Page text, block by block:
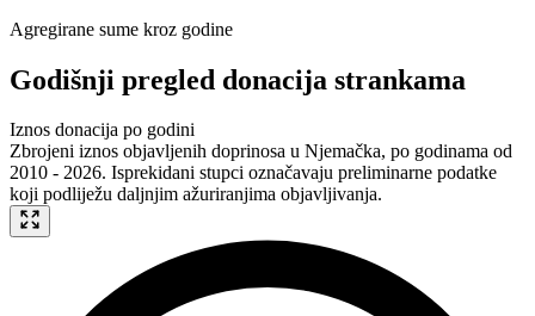
Agregirane sume kroz godine
Godišnji pregled donacija strankama
Iznos donacija po godini
Zbrojeni iznos objavljenih doprinosa u Njemačka, po godinama od
2010 - 2026. Isprekidani stupci označavaju preliminarne podatke
koji podliježu daljnjim ažuriranjima objavljivanja.